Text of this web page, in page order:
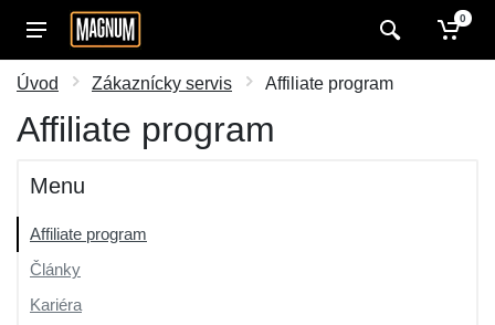
0
Úvod Zákaznícky servis Affiliate program
Affiliate program
Menu
Affiliate program
Články
Kariéra